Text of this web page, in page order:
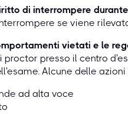
di interrompere
se viene
vietati e le
proctor presso il centro
Alcune delle
ad alta voce